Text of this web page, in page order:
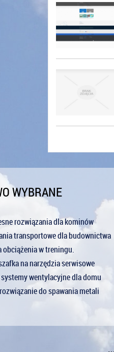
WYBRANE
rozwiązania dla kominów
transportowe dla budownictwa
obciążenia w treningu.
na narzędzia serwisowe
wentylacyjne dla domu
do spawania metali